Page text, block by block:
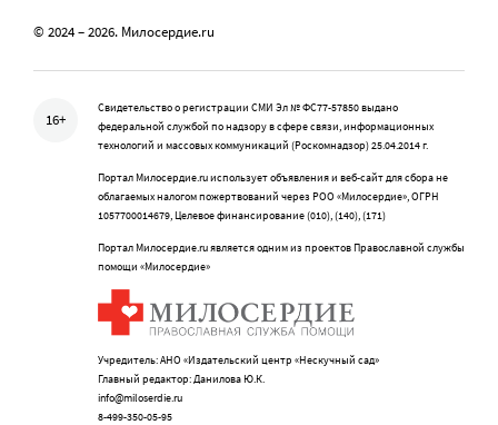
© 2024 – 2026. Милосердие.ru
16+
Свидетельство о регистрации СМИ Эл № ФС77-57850 выдано
федеральной службой по надзору в сфере связи, информационных
технологий и массовых коммуникаций (Роскомнадзор) 25.04.2014 г.
Портал Милосердие.ru использует объявления и веб-сайт для сбора не
облагаемых налогом пожертвований через РОО «Милосердие», ОГРН
1057700014679, Целевое финансирование (010), (140), (171)
Портал Милосердие.ru является одним из проектов Православной службы
помощи «Милосердие»
Учредитель: АНО «Издательский центр «Нескучный сад»
Главный редактор: Данилова Ю.К.
info@miloserdie.ru
8-499-350-05-95